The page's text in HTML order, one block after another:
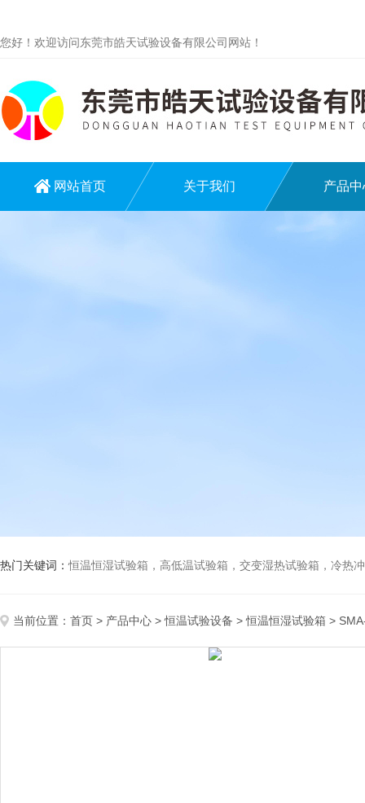
您好！欢迎访问东莞市皓天试验设备有限公司网站！
网站首页 关于我们 产品中
热门关键词：恒温恒湿试验箱，高低温试验箱，交变湿热试验箱，冷热冲击试验
当前位置： 首页 > 产品中心 >恒温试验设备 >恒温恒湿试验箱 >